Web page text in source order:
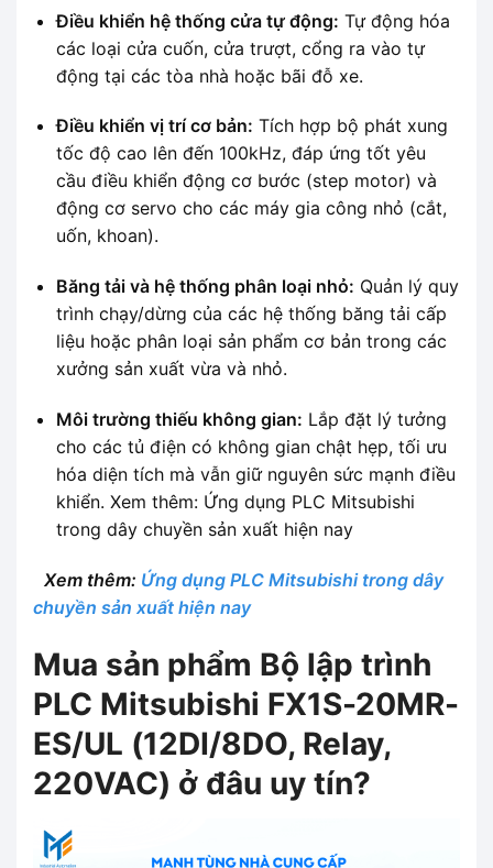
Điều khiển hệ thống cửa tự động: Tự động hóa
các loại cửa cuốn, cửa trượt, cổng ra vào tự
động tại các tòa nhà hoặc bãi đỗ xe.
Điều khiển vị trí cơ bản: Tích hợp bộ phát xung
tốc độ cao lên đến 100kHz, đáp ứng tốt yêu
cầu điều khiển động cơ bước (step motor) và
động cơ servo cho các máy gia công nhỏ (cắt,
uốn, khoan).
Băng tải và hệ thống phân loại nhỏ: Quản lý quy
trình chạy/dừng của các hệ thống băng tải cấp
liệu hoặc phân loại sản phẩm cơ bản trong các
xưởng sản xuất vừa và nhỏ.
Môi trường thiếu không gian: Lắp đặt lý tưởng
cho các tủ điện có không gian chật hẹp, tối ưu
hóa diện tích mà vẫn giữ nguyên sức mạnh điều
khiển. Xem thêm: Ứng dụng PLC Mitsubishi
trong dây chuyền sản xuất hiện nay
Xem thêm: Ứng dụng PLC Mitsubishi trong dây
chuyền sản xuất hiện nay
Mua sản phẩm Bộ lập trình
PLC Mitsubishi FX1S-20MR-
ES/UL (12DI/8DO, Relay,
220VAC) ở đâu uy tín?